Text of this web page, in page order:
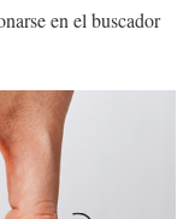
en el buscador